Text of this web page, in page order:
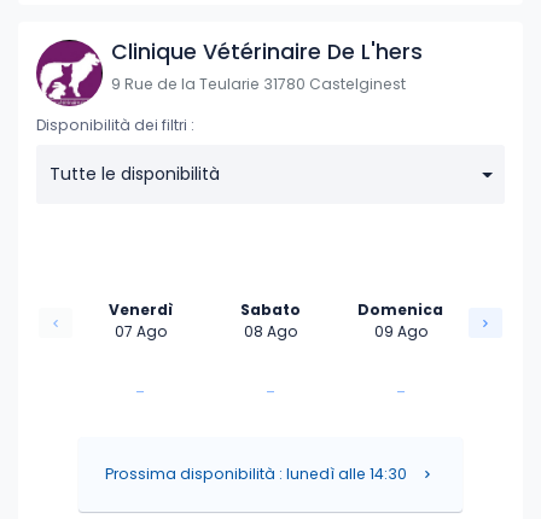
Clinique Vétérinaire De L'hers
9 Rue de la Teularie 31780 Castelginest
Disponibilità dei filtri :
Tutte le disponibilità
Venerdì
07 Ago
-
Sabato
08 Ago
-
Domenica
09 Ago
-
Prossima disponibilità : lunedì alle 14:30